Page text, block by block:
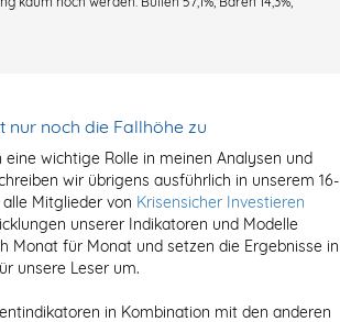
noch die Fallhöhe zu
wichtige Rolle in meinen Analysen und
wir übrigens ausführlich in unserem 16-
Mitglieder von Krisensicher Investieren
unserer Indikatoren und Modelle
Monat für Monat und setzen die Ergebnisse in
unsere Leser um.
in Kombination mit den anderen